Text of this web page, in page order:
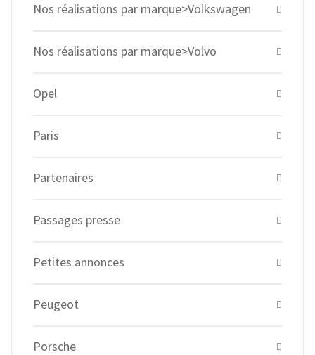
Nos réalisations par marque>Volkswagen
Nos réalisations par marque>Volvo
Opel
Paris
Partenaires
Passages presse
Petites annonces
Peugeot
Porsche